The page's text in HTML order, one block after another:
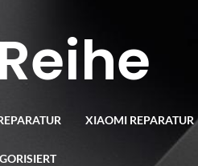
XIAOMI REPARATUR